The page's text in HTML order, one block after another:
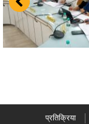
प्रतिक्रिया